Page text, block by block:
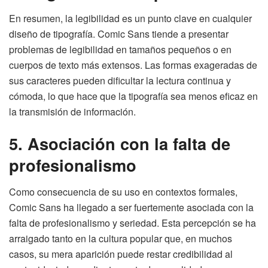
En resumen, la legibilidad es un punto clave en cualquier
diseño de tipografía. Comic Sans tiende a presentar
problemas de legibilidad en tamaños pequeños o en
cuerpos de texto más extensos. Las formas exageradas de
sus caracteres pueden dificultar la lectura continua y
cómoda, lo que hace que la tipografía sea menos eficaz en
la transmisión de información.
5. Asociación con la falta de
profesionalismo
Como consecuencia de su uso en contextos formales,
Comic Sans ha llegado a ser fuertemente asociada con la
falta de profesionalismo y seriedad. Esta percepción se ha
arraigado tanto en la cultura popular que, en muchos
casos, su mera aparición puede restar credibilidad al